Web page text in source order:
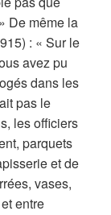
De même la
: « Sur le
avez pu
dans les
pas le
les officiers
parquets
et de
vases,
entre